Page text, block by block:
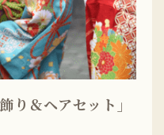
り＆ヘアセット」